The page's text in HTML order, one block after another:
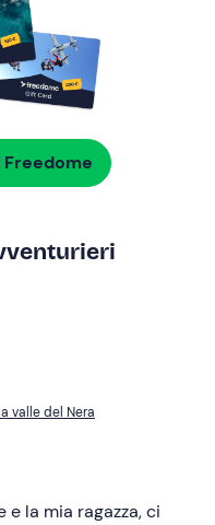
valle del Nera
e la mia ragazza, ci